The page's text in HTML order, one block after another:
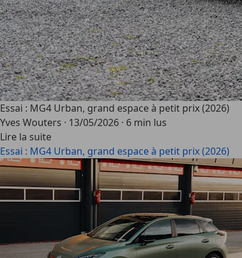
Essai : MG4 Urban, grand espace à petit prix (2026)
Yves Wouters · 13/05/2026 · 6 min lus
Lire la suite
Essai : MG4 Urban, grand espace à petit prix (2026)